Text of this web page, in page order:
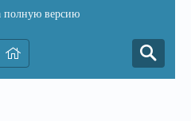
полную версию